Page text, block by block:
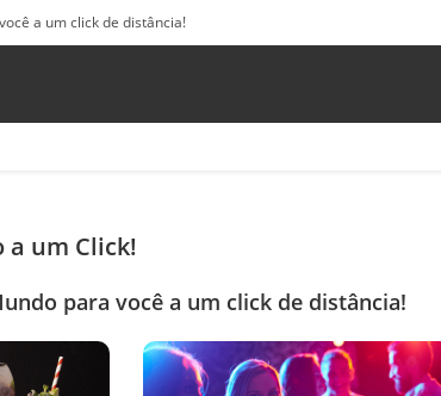
a um click de distância!
a um Click!
para você a um click de distância!